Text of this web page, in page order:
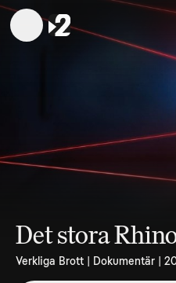
Det stora
Verkliga Brott | Dokumentär |